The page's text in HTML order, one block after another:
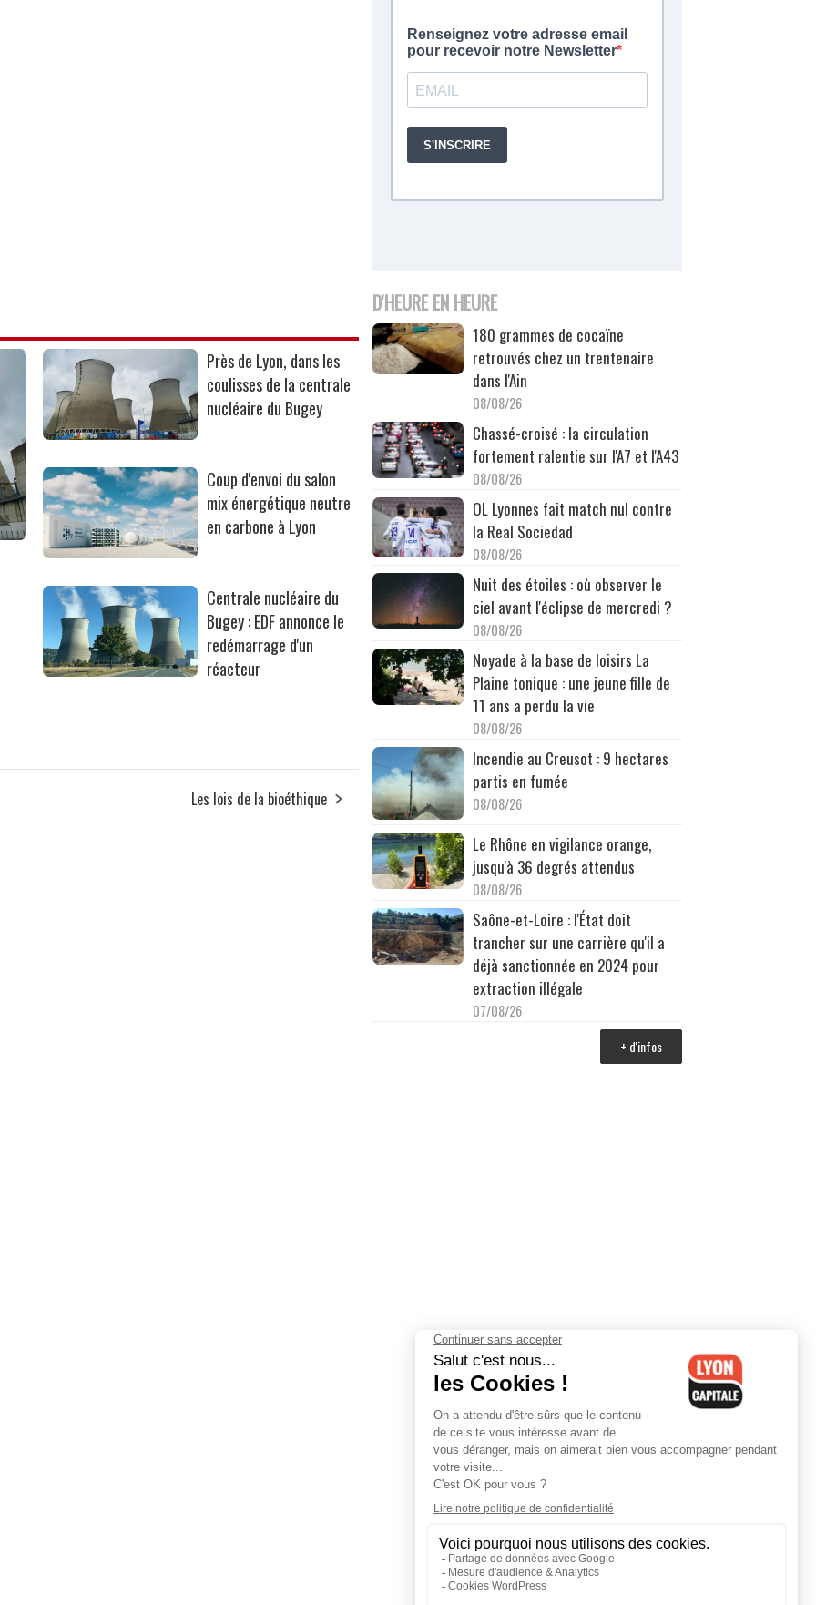
Près de Lyon, dans les
coulisses de la centrale
nucléaire du Bugey
Coup d'envoi du salon
mix énergétique neutre
en carbone à Lyon
Centrale nucléaire du
Bugey : EDF annonce le
redémarrage d'un
réacteur
Les lois de la bioéthique
D'HEURE EN HEURE
180 grammes de cocaïne
retrouvés chez un trentenaire
dans l'Ain
08/08/26
Chassé-croisé : la circulation
fortement ralentie sur l'A7 et l'A43
08/08/26
OL Lyonnes fait match nul contre
la Real Sociedad
08/08/26
Nuit des étoiles : où observer le
ciel avant l'éclipse de mercredi ?
08/08/26
Noyade à la base de loisirs La
Plaine tonique : une jeune fille de
11 ans a perdu la vie
08/08/26
Incendie au Creusot : 9 hectares
partis en fumée
08/08/26
Le Rhône en vigilance orange,
jusqu'à 36 degrés attendus
08/08/26
Saône-et-Loire : l'État doit
trancher sur une carrière qu'il a
déjà sanctionnée en 2024 pour
extraction illégale
07/08/26
+ d'infos